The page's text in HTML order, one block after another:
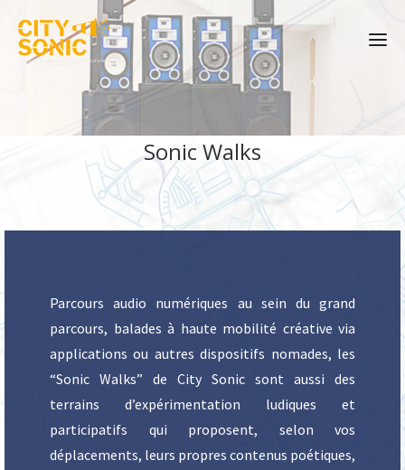
Sonic Walks
Parcours audio numériques au sein du grand
parcours, balades à haute mobilité créative via
applications ou autres dispositifs nomades, les
“Sonic Walks” de City Sonic sont aussi des
terrains d’expérimentation ludiques et
participatifs qui proposent, selon vos
déplacements, leurs propres contenus poétiques,